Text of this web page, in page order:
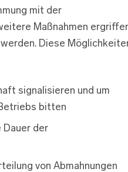
mit der
Maßnahmen
Diese
signalisieren und um
bitten
Dauer der
von Abmahnungen